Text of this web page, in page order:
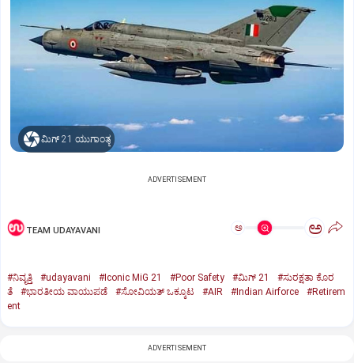
ಮಿಗ್‌ 21 ಯುಗಾಂತ್ಯ
ADVERTISEMENT
TEAM UDAYAVANI ಅ ಅ
#ನಿವೃತ್ತಿ #udayavani #Iconic MiG 21 #Poor Safety #ಮಿಗ್‌ 21
#ಸುರಕ್ಷತಾ ಕೊರ
ತೆ
#ಭಾರತೀಯ ವಾಯುಪಡೆ #ಸೋವಿಯತ್‌ ಒಕ್ಕೂಟ #AIR #Indian Airforce
#Retirem
ent
ADVERTISEMENT